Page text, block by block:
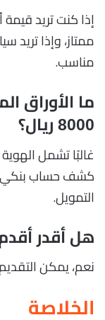
إذا كنت تريد
ممتاز، وإذا تريد
مناسب.
ما الأوراق
8000 ريال؟
غالبًا تشمل
كشف حساب بنكي،
التمويل.
هل أقدر
نعم، يمكن
الخلاصة